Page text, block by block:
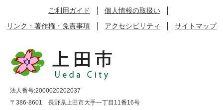
ご利用ガイド
個人情報の取扱い
リンク・著作権・免責事項
アクセシビリティ サイトマップ
法人番号:2000020202037
〒386-8601 長野県上田市大手一丁目11番16号